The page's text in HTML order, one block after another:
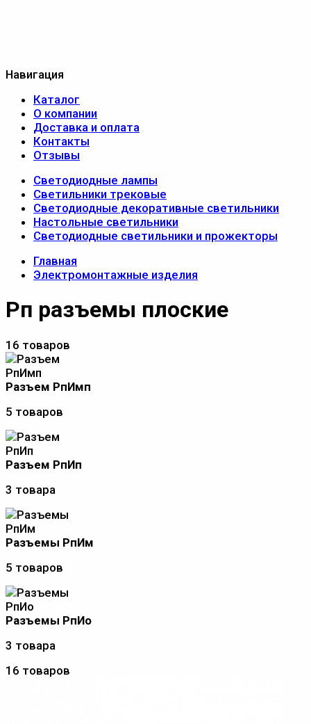
Навигация
Каталог
О компании
Доставка и оплата
Контакты
Отзывы
Светодиодные лампы
Светильники трековые
Светодиодные декоративные светильники
Настольные светильники
Светодиодные светильники и прожекторы
Главная
Электромонтажные изделия
Рп разъемы плоские
16 товаров
Разъем РпИмп
5 товаров
Разъем РпИп
3 товара
Разъемы РпИм
5 товаров
Разъемы РпИо
3 товара
16 товаров